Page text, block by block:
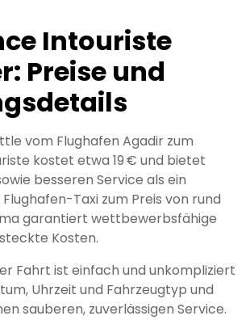
Intouriste
Preise und
vom Flughafen Agadir zum
kostet etwa 19 € und bietet
besseren Service als ein
Taxi zum Preis von rund
garantiert wettbewerbsfähige
Kosten.
Fahrt ist einfach und unkompliziert
Uhrzeit und Fahrzeugtyp und
sauberen, zuverlässigen Service.